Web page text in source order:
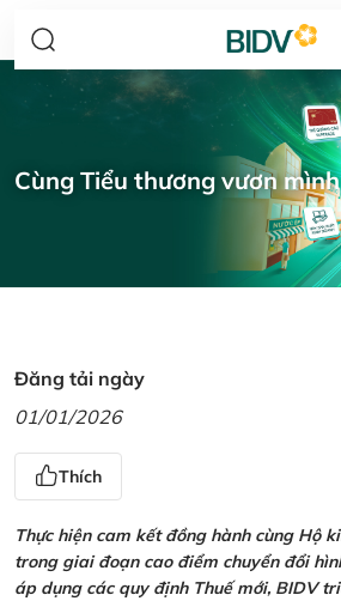
Cùng Tiểu thương vươn
Đăng tải ngày
01/01/2026
Thích
Thực hiện cam kết đồng hành cùng Hộ
trong giai đoạn cao điểm chuyển đổi
áp dụng các quy định Thuế mới, BIDV